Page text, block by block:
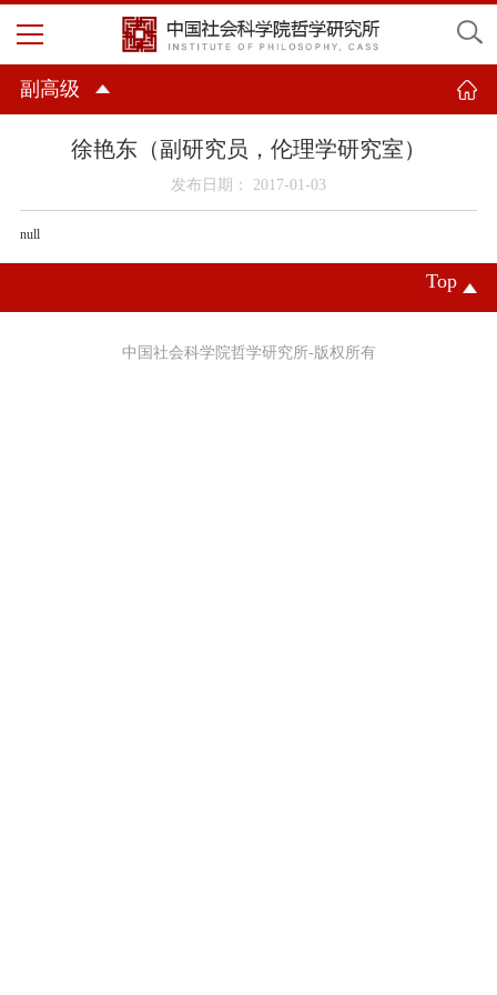
副高级
徐艳东（副研究员，伦理学研究室）
发布日期： 2017-01-03
null
Top
中国社会科学院哲学研究所-版权所有